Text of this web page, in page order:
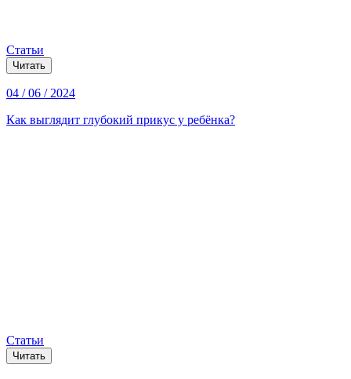
Статьи
Читать
04 / 06 / 2024
Как выглядит глубокий прикус у ребёнка?
Статьи
Читать